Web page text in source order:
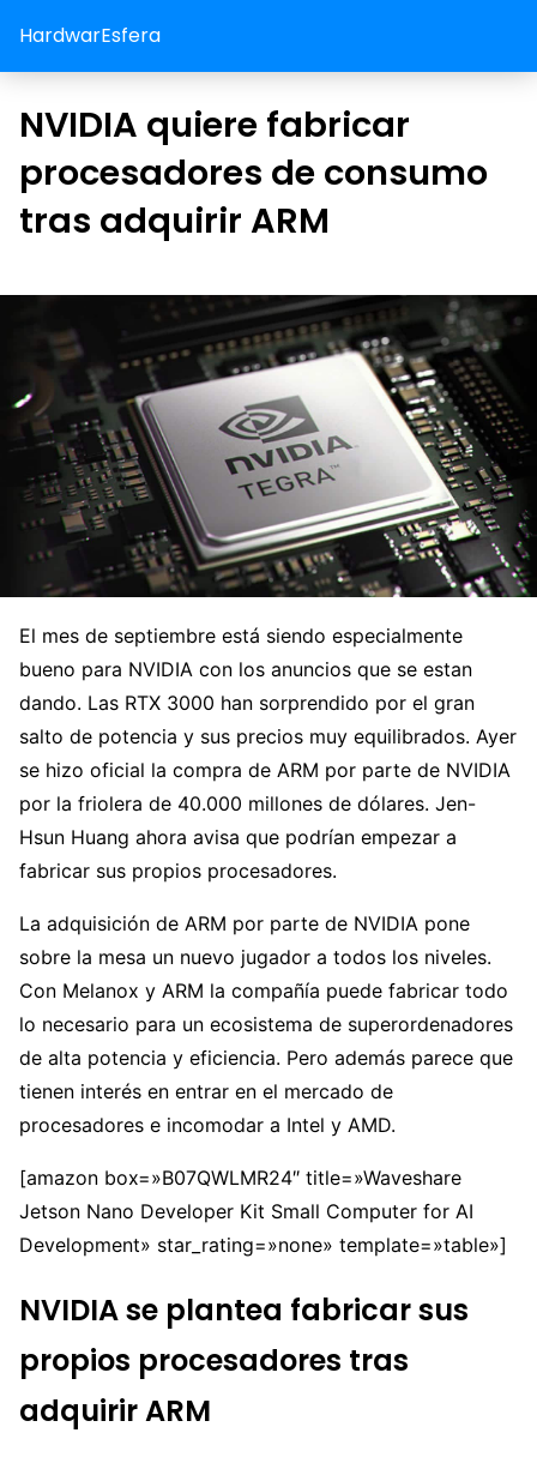
HardwarEsfera
NVIDIA quiere fabricar
procesadores de consumo
tras adquirir ARM
El mes de septiembre está siendo especialmente
bueno para NVIDIA con los anuncios que se estan
dando. Las RTX 3000 han sorprendido por el gran
salto de potencia y sus precios muy equilibrados. Ayer
se hizo oficial la compra de ARM por parte de NVIDIA
por la friolera de 40.000 millones de dólares. Jen-
Hsun Huang ahora avisa que podrían empezar a
fabricar sus propios procesadores.
La adquisición de ARM por parte de NVIDIA pone
sobre la mesa un nuevo jugador a todos los niveles.
Con Melanox y ARM la compañía puede fabricar todo
lo necesario para un ecosistema de superordenadores
de alta potencia y eficiencia. Pero además parece que
tienen interés en entrar en el mercado de
procesadores e incomodar a Intel y AMD.
[amazon box=»B07QWLMR24″ title=»Waveshare
Jetson Nano Developer Kit Small Computer for AI
Development» star_rating=»none» template=»table»]
NVIDIA se plantea fabricar sus
propios procesadores tras
adquirir ARM